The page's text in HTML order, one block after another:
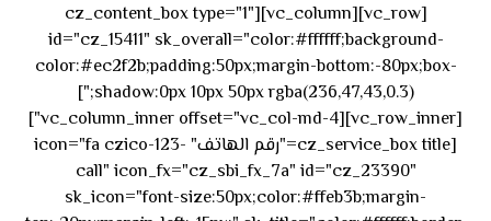
[vc_row][vc_column][cz_content_box type="1"
id="cz_15411" sk_overall="color:#ffffff;background-
color:#ec2f2b;padding:50px;margin-bottom:-80px;box-
shadow:0px 10px 50px rgba(236,47,43,0.3);"]
[vc_row_inner][vc_column_inner offset="vc_col-md-4"]
[cz_service_box title="رقم الهاتف" icon="fa czico-123-
call" icon_fx="cz_sbi_fx_7a" id="cz_23390"
sk_icon="font-size:50px;color:#ffeb3b;margin-